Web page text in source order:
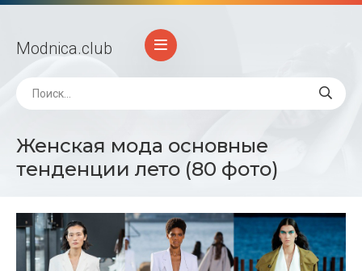
Modnica.club
Женская мода основные
тенденции лето (80 фото)